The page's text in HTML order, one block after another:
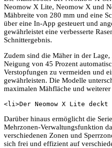
Neomow X Lite, Neomow X und
Mähbreite von 280 mm und eine
über eine In-App gesteuert und
gewährleistet eine verbesserte
Schnittergebnis.
Zudem sind die Mäher in der
Neigung von 45 Prozent
Verstopfungen zu vermeiden und
gewährleisten. Die Modelle
maximalen Mähfläche und
<li>Der Neomow X Lite
Darüber hinaus ermöglicht die
Mehrzonen-Verwaltungsfunktion
verschiedenen Zonen und
sich frei und effizient auf